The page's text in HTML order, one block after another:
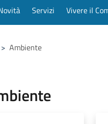
Servizi Vivere il
> Ambiente